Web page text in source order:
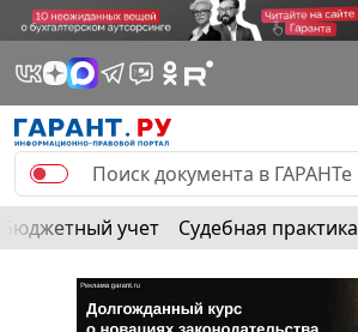
Бюджетный учет Судебная практика